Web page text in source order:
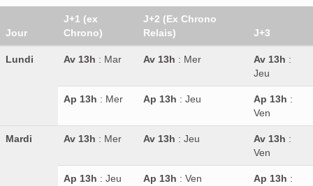
Jour
J+1 (ex
Chrono)
J+2 (Ex Chrono
Relais)
J+3
Lundi Av 13h : Mar Av 13h : Mer Av 13h :
Jeu
Ap 13h : Mer Ap 13h : Jeu Ap 13h :
Ven
Mardi Av 13h : Mer Av 13h : Jeu Av 13h :
Ven
Ap 13h : Jeu Ap 13h : Ven Ap 13h :